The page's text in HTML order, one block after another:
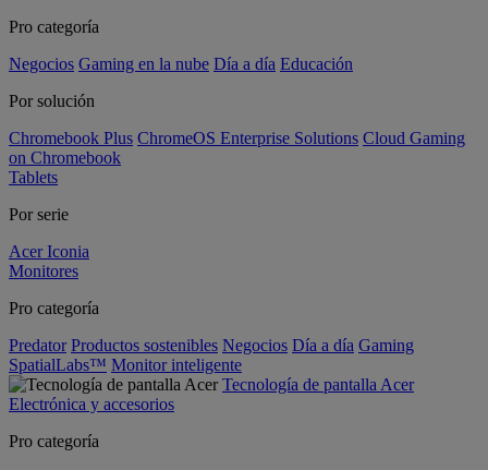
Pro categoría
Negocios Gaming en la nube Día a día Educación
Por solución
Chromebook Plus ChromeOS Enterprise Solutions Cloud Gaming
on Chromebook
Tablets
Por serie
Acer Iconia
Monitores
Pro categoría
Predator Productos sostenibles Negocios Día a día Gaming
SpatialLabs™ Monitor inteligente
Tecnología de pantalla Acer
Electrónica y accesorios
Pro categoría